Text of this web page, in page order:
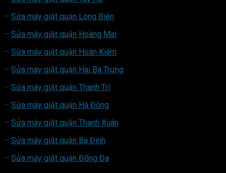
– Sửa máy giặt quận Long Biên
– Sửa máy giặt quận Hoàng Mai
– Sửa máy giặt quận Hoàn Kiếm
– Sửa máy giặt quận Hai Bà Trưng
– Sửa máy giặt quận Thanh Trì
– Sửa máy giặt quận Hà Đông
– Sửa máy giặt quận Thanh Xuân
– Sửa máy giặt quận Ba Đình
– Sửa máy giặt quận Đống Đa